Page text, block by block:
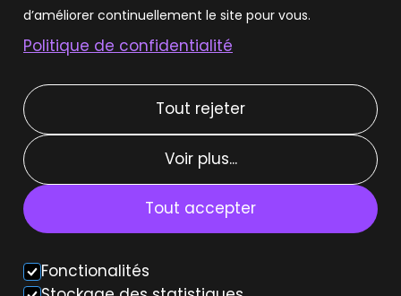
Louer une Tesla Model 3
Louer une Tesla Model Y
Types de location
Location courte durée
Location moyenne durée
Location weekend
Voiture autonome
d’améliorer continuellement le site pour vous.
Politique de confidentialité
Tout rejeter
Voir plus...
Tout accepter
Fonctionalités